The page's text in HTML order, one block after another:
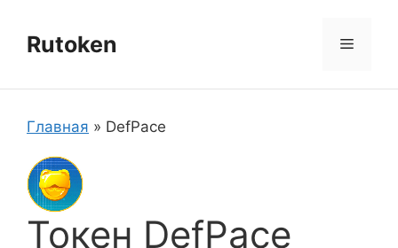
содержимому
Rutoken Меню
Главная » DefPace
Токен DefPace